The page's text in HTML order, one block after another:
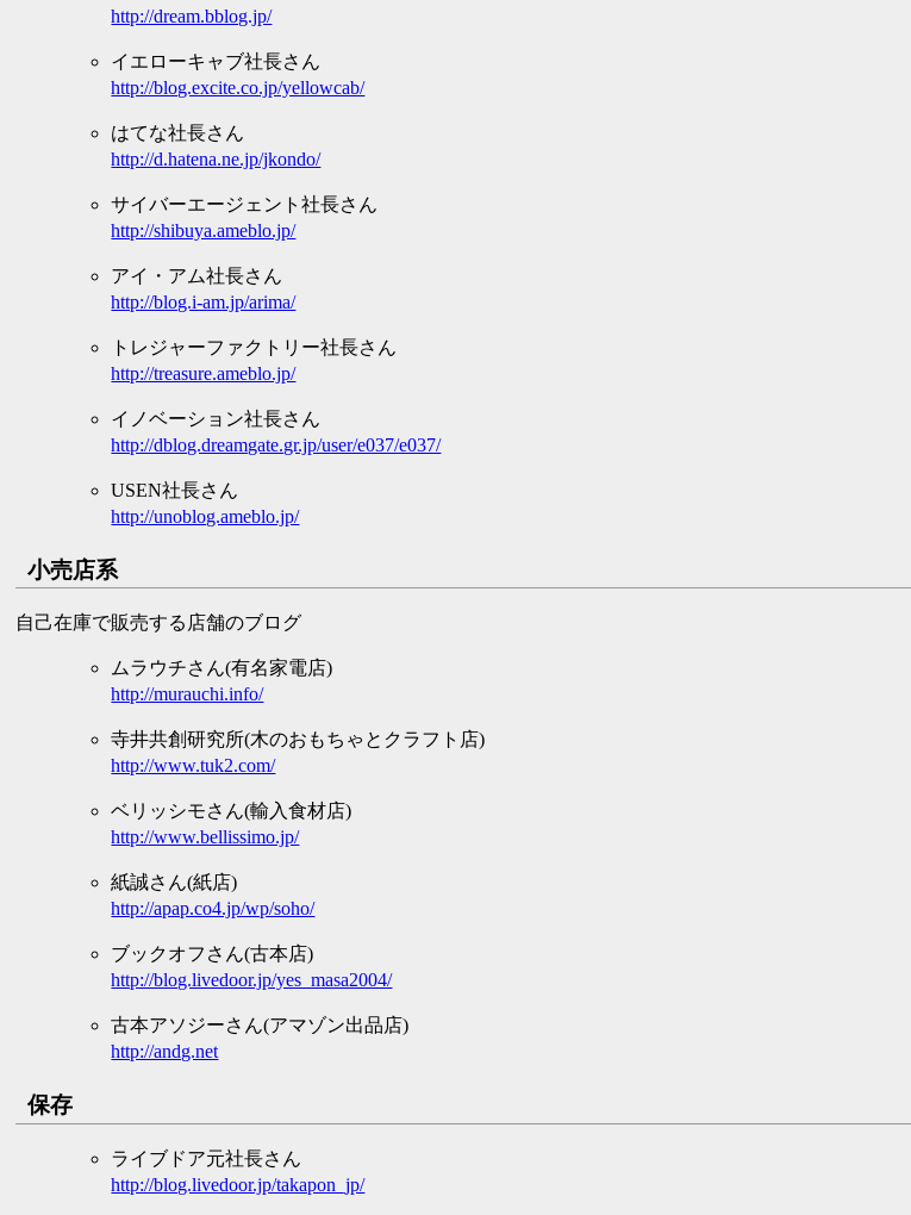
http://dream.bblog.jp/
イエローキャブ社長さん
http://blog.excite.co.jp/yellowcab/
はてな社長さん
http://d.hatena.ne.jp/jkondo/
サイバーエージェント社長さん
http://shibuya.ameblo.jp/
アイ・アム社長さん
http://blog.i-am.jp/arima/
トレジャーファクトリー社長さん
http://treasure.ameblo.jp/
イノベーション社長さん
http://dblog.dreamgate.gr.jp/user/e037/e037/
USEN社長さん
http://unoblog.ameblo.jp/
小売店系
自己在庫で販売する店舗のブログ
ムラウチさん(有名家電店)
http://murauchi.info/
寺井共創研究所(木のおもちゃとクラフト店)
http://www.tuk2.com/
ベリッシモさん(輸入食材店)
http://www.bellissimo.jp/
紙誠さん(紙店)
http://apap.co4.jp/wp/soho/
ブックオフさん(古本店)
http://blog.livedoor.jp/yes_masa2004/
古本アソジーさん(アマゾン出品店)
http://andg.net
保存
ライブドア元社長さん
http://blog.livedoor.jp/takapon_jp/